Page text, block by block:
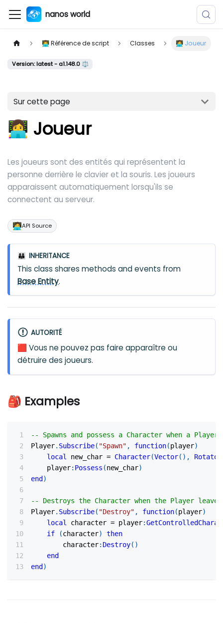
nanos world
👨‍💻 Référence de script Classes 👩‍💻 Joueur
Version: latest - a1.148.0 ⚖️
Sur cette page
👩‍💻 Joueur
Les joueurs sont des entités qui représentent la
personne derrière le clavier et la souris. Les joueurs
apparaissent automatiquement lorsqu'ils se
connectent au serveur.
🧑‍💻API Source
👪 INHERITANCE
This class shares methods and events from
Base Entity.
AUTORITÉ
🟥 Vous ne pouvez pas faire apparaître ou
détruire des joueurs.
🎒 Examples
-- Spawns and possess a Character when a
Player. Subscribe( "Spawn" , function(player)
local
new_char = Character(Vector( ) , Rotator
	player
: Possess (new_char)
end )
-- Destroys the Character when the Player
Player. Subscribe( "Destroy" , function(player)
local
character = player:
if
(character)
then
		character
: Destroy( )
end
end )